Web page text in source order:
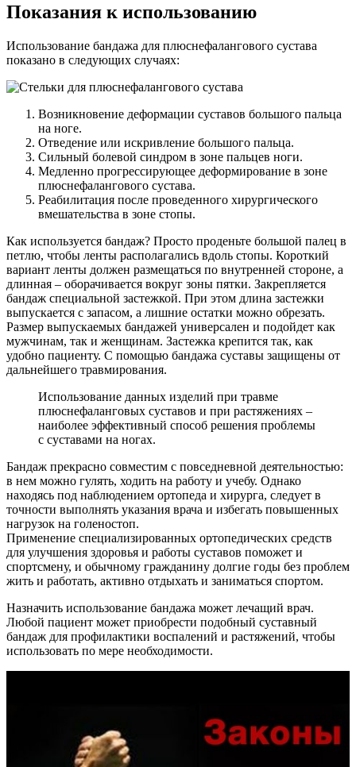
Показания к использованию
Использование бандажа для плюснефалангового сустава
показано в следующих случаях:
Возникновение деформации суставов большого пальца
на ноге.
Отведение или искривление большого пальца.
Сильный болевой синдром в зоне пальцев ноги.
Медленно прогрессирующее деформирование в зоне
плюснефалангового сустава.
Реабилитация после проведенного хирургического
вмешательства в зоне стопы.
Как используется бандаж? Просто проденьте большой палец в
петлю, чтобы ленты располагались вдоль стопы. Короткий
вариант ленты должен размещаться по внутренней стороне, а
длинная – оборачивается вокруг зоны пятки. Закрепляется
бандаж специальной застежкой. При этом длина застежки
выпускается с запасом, а лишние остатки можно обрезать.
Размер выпускаемых бандажей универсален и подойдет как
мужчинам, так и женщинам. Застежка крепится так, как
удобно пациенту. С помощью бандажа суставы защищены от
дальнейшего травмирования.
Использование данных изделий при травме
плюснефаланговых суставов и при растяжениях –
наиболее эффективный способ решения проблемы
с суставами на ногах.
Бандаж прекрасно совместим с повседневной деятельностью:
в нем можно гулять, ходить на работу и учебу. Однако
находясь под наблюдением ортопеда и хирурга, следует в
точности выполнять указания врача и избегать повышенных
нагрузок на голеностоп.
Применение специализированных ортопедических средств
для улучшения здоровья и работы суставов поможет и
спортсмену, и обычному гражданину долгие годы без проблем
жить и работать, активно отдыхать и заниматься спортом.
Назначить использование бандажа может лечащий врач.
Любой пациент может приобрести подобный суставный
бандаж для профилактики воспалений и растяжений, чтобы
использовать по мере необходимости.